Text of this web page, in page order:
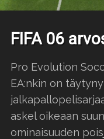
FIFA 06
Pro Evolution
EA:nkin on
askel oikeaan
ominaisuuden